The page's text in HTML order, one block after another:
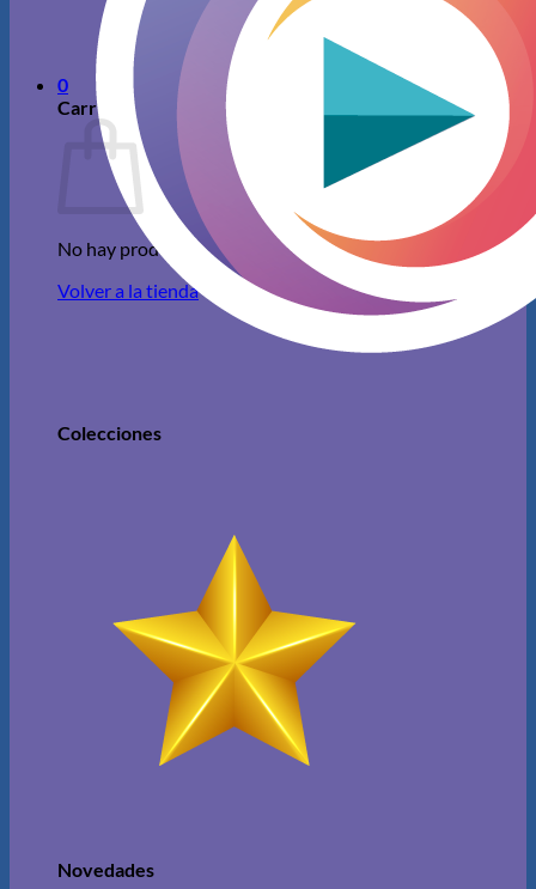
Volver a la tienda
0
Carrito
No hay productos en el carrito.
Volver a la tienda
Colecciones
Novedades